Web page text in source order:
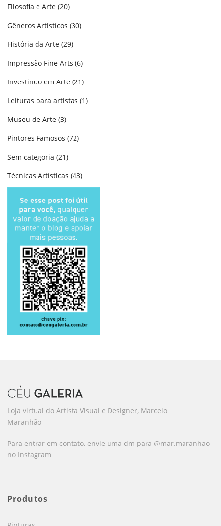
Filosofia e Arte (20)
Gêneros Artistícos (30)
História da Arte (29)
Impressão Fine Arts (6)
Investindo em Arte (21)
Leituras para artistas (1)
Museu de Arte (3)
Pintores Famosos (72)
Sem categoria (21)
Técnicas Artísticas (43)
Loja virtual do Artista Visual e Designer, Marcelo
Maranhão
Para entrar em contato, envie uma dm para @mar.maranhao
no Instagram
Produtos